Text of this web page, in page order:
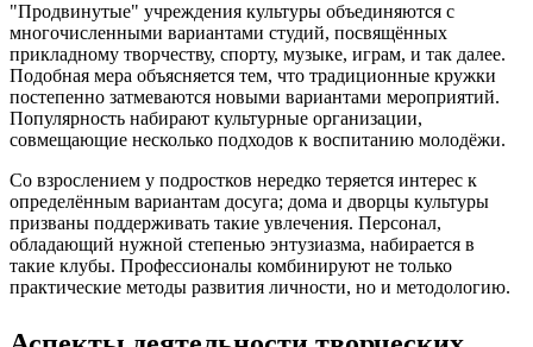
"Продвинутые" учреждения культуры объединяются с
многочисленными вариантами студий, посвящённых
прикладному творчеству, спорту, музыке, играм, и так далее.
Подобная мера объясняется тем, что традиционные кружки
постепенно затмеваются новыми вариантами мероприятий.
Популярность набирают культурные организации,
совмещающие несколько подходов к воспитанию молодёжи.
Со взрослением у подростков нередко теряется интерес к
определённым вариантам досуга; дома и дворцы культуры
призваны поддерживать такие увлечения. Персонал,
обладающий нужной степенью энтузиазма, набирается в
такие клубы. Профессионалы комбинируют не только
практические методы развития личности, но и методологию.